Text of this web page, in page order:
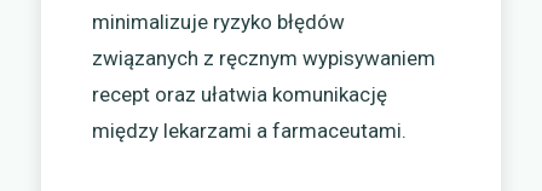
minimalizuje ryzyko błędów
związanych z ręcznym wypisywaniem
recept oraz ułatwia komunikację
między lekarzami a farmaceutami.